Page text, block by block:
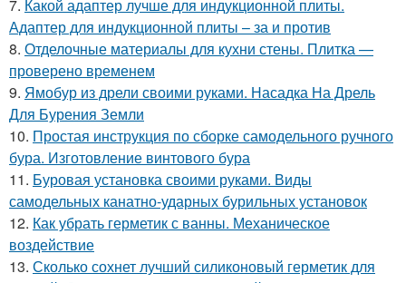
7. Какой адаптер лучше для индукционной плиты.
Адаптер для индукционной плиты – за и против
8. Отделочные материалы для кухни стены. Плитка —
проверено временем
9. Ямобур из дрели своими руками. Насадка На Дрель
Для Бурения Земли
10. Простая инструкция по сборке самодельного ручного
бура. Изготовление винтового бура
11. Буровая установка своими руками. Виды
самодельных канатно-ударных бурильных установок
12. Как убрать герметик с ванны. Механическое
воздействие
13. Сколько сохнет лучший силиконовый герметик для